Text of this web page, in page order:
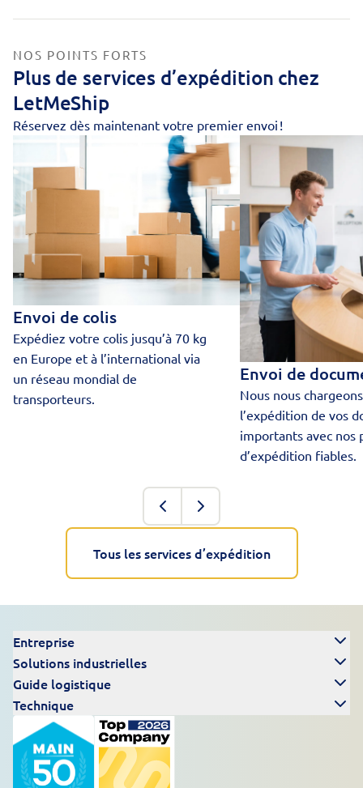
NOS POINTS FORTS
Plus de services d’expédition chez
LetMeShip
Réservez dès maintenant votre premier envoi !
Envoi de colis
Expédiez votre colis jusqu’à 70 kg
en Europe et à l’international via
un réseau mondial de
transporteurs.
Envoi de
Nous nous
l’expédition de vos
importants avec nos
d’expédition fiables.
Tous les services d’expédition
Entreprise
Solutions industrielles
Guide logistique
Technique